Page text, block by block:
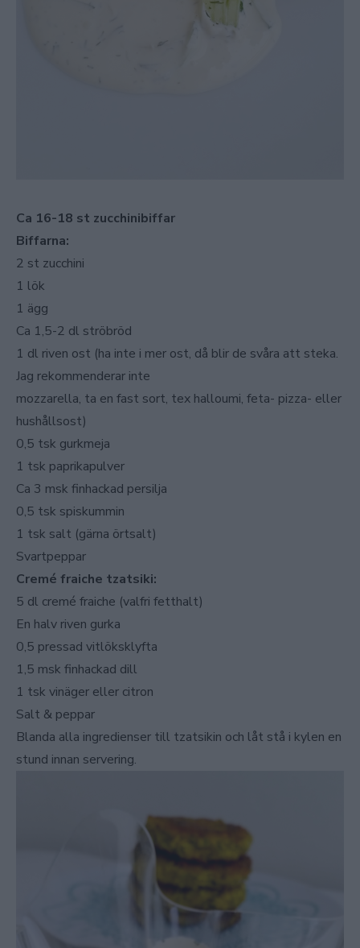
Ca 16-18 st zucchinibiffar
Biffarna:
2 st zucchini
1 lök
1 ägg
Ca 1,5-2 dl ströbröd
1 dl riven ost (ha inte i mer ost, då blir de svåra att steka.
Jag rekommenderar inte
mozzarella, ta en fast sort, tex halloumi, feta- pizza- eller
hushållsost)
0,5 tsk gurkmeja
1 tsk paprikapulver
Ca 3 msk finhackad persilja
0,5 tsk spiskummin
1 tsk salt (gärna örtsalt)
Svartpeppar
Cremé fraiche tzatsiki:
5 dl cremé fraiche (valfri fetthalt)
En halv riven gurka
0,5 pressad vitlöksklyfta
1,5 msk finhackad dill
1 tsk vinäger eller citron
Salt & peppar
Blanda alla ingredienser till tzatsikin och låt stå i kylen en
stund innan servering.